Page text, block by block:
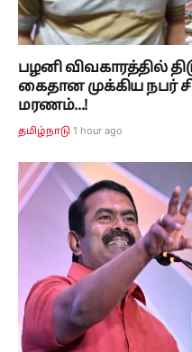
பழனி விவகாரத்தில்
கைதான முக்கிய நபர்
மரணம்...!
தமிழ்நாடு 1 hour ago